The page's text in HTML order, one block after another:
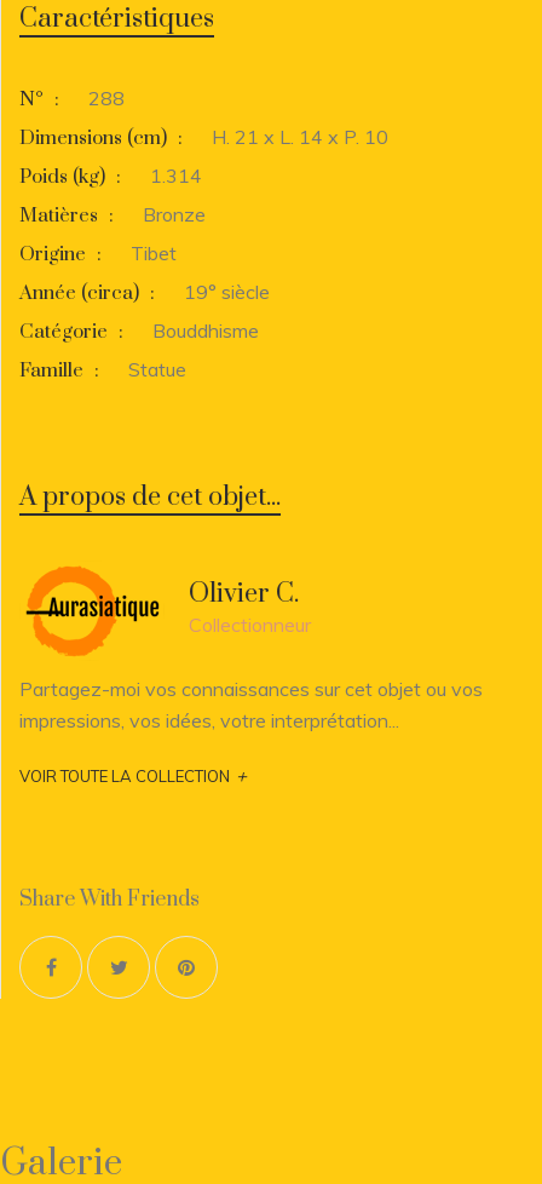
Caractéristiques
N° :
288
Dimensions (cm) :
H. 21 x L. 14 x P. 10
Poids (kg) :
1.314
Matières :
Bronze
Origine :
Tibet
Année (circa) :
19° siècle
Catégorie :
Bouddhisme
Famille : Statue
A propos de cet objet...
Olivier C.
Collectionneur
Partagez-moi vos connaissances sur cet objet ou vos
impressions, vos idées, votre interprétation...
VOIR TOUTE LA COLLECTION +
Share With Friends
Galerie